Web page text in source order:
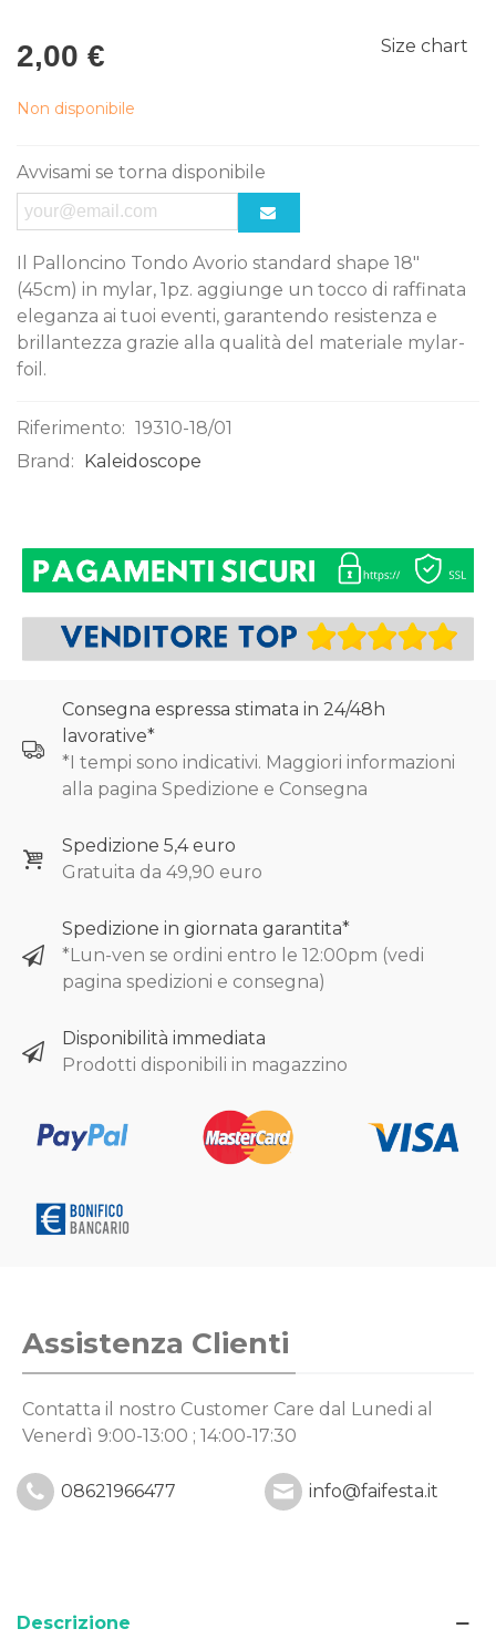
2,00 € Size chart
Non disponibile
Avvisami se torna disponibile
Il Palloncino Tondo Avorio standard shape 18"
(45cm) in mylar, 1pz. aggiunge un tocco di raffinata
eleganza ai tuoi eventi, garantendo resistenza e
brillantezza grazie alla qualità del materiale mylar-
foil.
Riferimento: 19310-18/01
Brand: Kaleidoscope
Consegna espressa stimata in 24/48h
lavorative*
*I tempi sono indicativi. Maggiori informazioni
alla pagina Spedizione e Consegna
Spedizione 5,4 euro
Gratuita da 49,90 euro
Spedizione in giornata garantita*
*Lun-ven se ordini entro le 12:00pm (vedi
pagina spedizioni e consegna)
Disponibilità immediata
Prodotti disponibili in magazzino
Assistenza Clienti
Contatta il nostro Customer Care dal Lunedi al
Venerdì 9:00-13:00 ; 14:00-17:30
08621966477 info@faifesta.it
Descrizione